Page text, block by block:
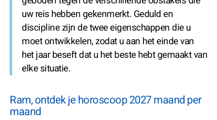
uw reis hebben gekenmerkt. Geduld en
discipline zijn de twee eigenschappen die u
moet ontwikkelen, zodat u aan het einde van
het jaar beseft dat u het beste hebt gemaakt van
elke situatie.
Ram, ontdek je horoscoop 2027 maand per
maand